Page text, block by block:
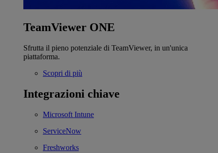
TeamViewer ONE
Sfrutta il pieno potenziale di TeamViewer, in un'unica
piattaforma.
Scopri di più
Integrazioni chiave
Microsoft Intune
ServiceNow
Freshworks